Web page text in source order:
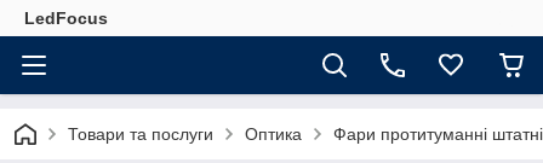
LedFocus
Товари та послуги Оптика Фари протитуманні штатні